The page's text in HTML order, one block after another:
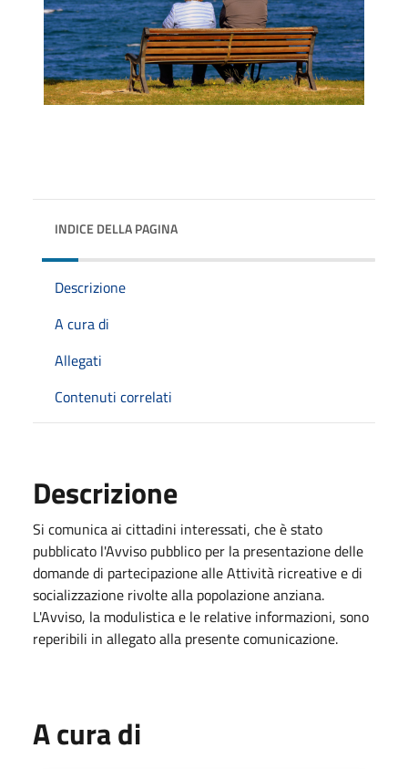
INDICE DELLA PAGINA
Descrizione
A cura di
Allegati
Contenuti correlati
Descrizione
Si comunica ai cittadini interessati, che è stato
pubblicato l'Avviso pubblico per la presentazione delle
domande di partecipazione alle Attività ricreative e di
socializzazione rivolte alla popolazione anziana.
L'Avviso, la modulistica e le relative informazioni, sono
reperibili in allegato alla presente comunicazione.
A cura di